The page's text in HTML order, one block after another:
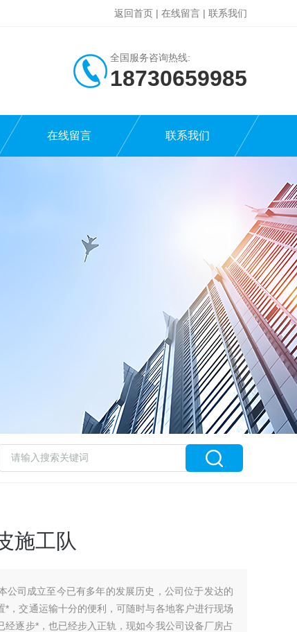
返回首页 | 在线留言 | 联系我们
全国服务咨询热线:
18730659985
在线留言 联系我们
施工队
公司成立至今已有多年的发展历史，公司位于发达的
，交通运输十分的便利，可随时与各地客户进行现场
步*，也已经步入正轨，现如今我公司设备厂房占